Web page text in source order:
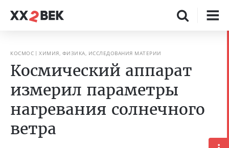
КОСМОС ХИМИЯ, ФИЗИКА, ИССЛЕДОВАНИЯ МАТЕРИИ
Космический аппарат
измерил параметры
нагревания солнечного
ветра